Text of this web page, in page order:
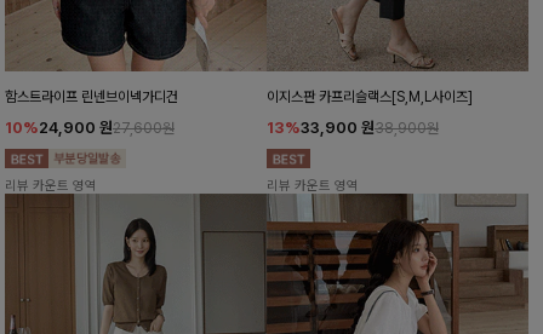
함스트라이프 린넨브이넥가디건
10%24,900 원27,600원
리뷰 카운트 영역
이지스판 카프리슬랙스[S,M,L사이즈]
13%33,900 원38,900원
리뷰 카운트 영역